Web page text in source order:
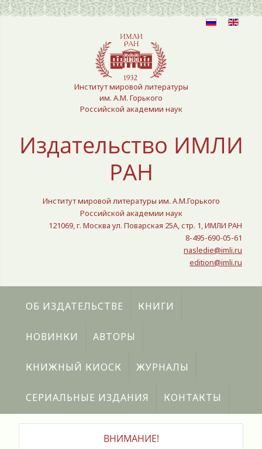
Выберите язык
Институт мировой литературы
им. А.М. Горького
Российской академии наук
Издательство ИМЛИ
РАН
Институт мировой литературы им. А.М.Горького
Российской академии наук
121069, г. Москва ул. Поварская 25A, стр. 1, ИМЛИ РАН
8-495-690-05-61
nasledie@imli.ru
edition@imli.ru
ОБ ИЗДАТЕЛЬСТВЕ КНИГИ
НОВИНКИ АВТОРЫ
КНИЖНЫЙ КИОСК ЖУРНАЛЫ
СЕРИАЛЬНЫЕ ИЗДАНИЯ КОНТАКТЫ
ВНИМАНИЕ!